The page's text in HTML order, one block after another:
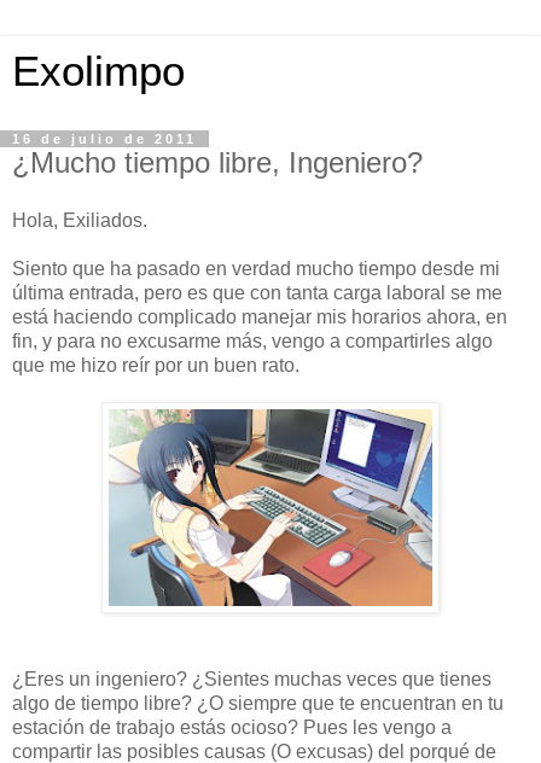
Exolimpo
16 de julio de 2011
¿Mucho tiempo libre, Ingeniero?
Hola, Exiliados.
Siento que ha pasado en verdad mucho tiempo desde mi
última entrada, pero es que con tanta carga laboral se me
está haciendo complicado manejar mis horarios ahora, en
fin, y para no excusarme más, vengo a compartirles algo
que me hizo reír por un buen rato.
¿Eres un ingeniero? ¿Sientes muchas veces que tienes
algo de tiempo libre? ¿O siempre que te encuentran en tu
estación de trabajo estás ocioso? Pues les vengo a
compartir las posibles causas (O excusas) del porqué de